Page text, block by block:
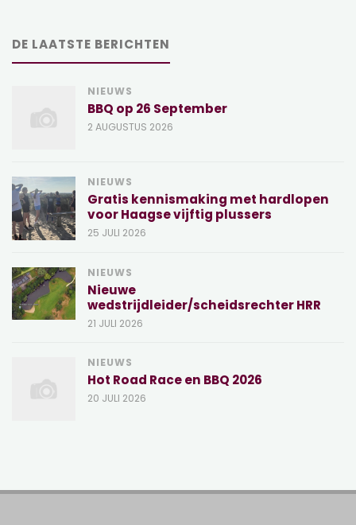
DE LAATSTE BERICHTEN
NIEUWS
BBQ op 26 September
2 AUGUSTUS 2026
NIEUWS
Gratis kennismaking met hardlopen
voor Haagse vijftig plussers
25 JULI 2026
NIEUWS
Nieuwe
wedstrijdleider/scheidsrechter HRR
21 JULI 2026
NIEUWS
Hot Road Race en BBQ 2026
20 JULI 2026